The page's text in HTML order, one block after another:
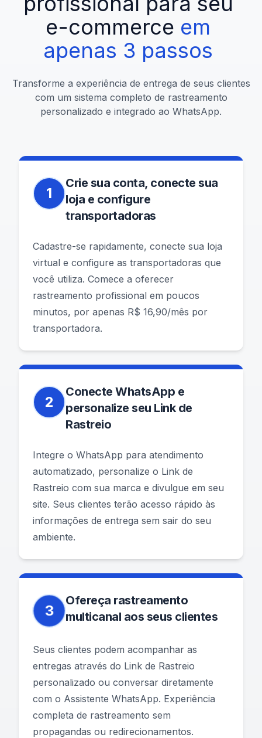
e-commerce em
apenas 3 passos
Transforme a experiência de entrega de seus clientes
com um sistema completo de rastreamento
personalizado e integrado ao WhatsApp.
1
Crie sua conta, conecte sua
loja e configure
transportadoras
Cadastre-se rapidamente, conecte sua loja
virtual e configure as transportadoras que
você utiliza. Comece a oferecer
rastreamento profissional em poucos
minutos, por apenas R$ 16,90/mês por
transportadora.
2
Conecte WhatsApp e
personalize seu Link de
Rastreio
Integre o WhatsApp para atendimento
automatizado, personalize o Link de
Rastreio com sua marca e divulgue em seu
site. Seus clientes terão acesso rápido às
informações de entrega sem sair do seu
ambiente.
3
Ofereça rastreamento
multicanal aos seus clientes
Seus clientes podem acompanhar as
entregas através do Link de Rastreio
personalizado ou conversar diretamente
com o Assistente WhatsApp. Experiência
completa de rastreamento sem
propagandas ou redirecionamentos.